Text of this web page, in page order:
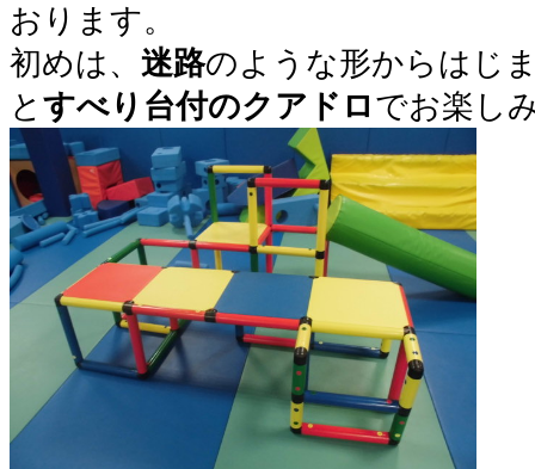
おります。
初めは、 迷路のような形からはじ
と すべり台付のクアドロ でお楽し